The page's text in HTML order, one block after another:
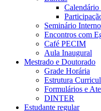
Calendário
Seminário Interno
Encontros com
Café PECIM
Aula Inaugural
Mestrado e Doutorado
Grade Horária
Estrutura
Formulários e
DINTER
Estudante regular